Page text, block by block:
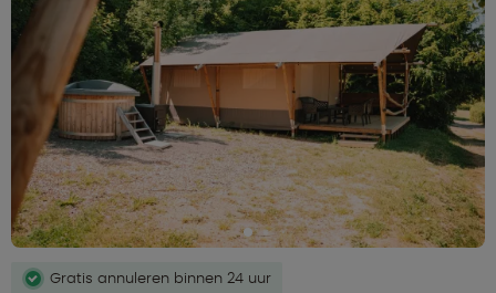
Gratis annuleren binnen 24 uur